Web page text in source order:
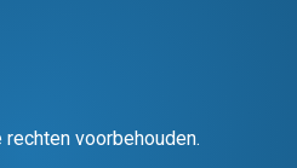
voorbehouden.